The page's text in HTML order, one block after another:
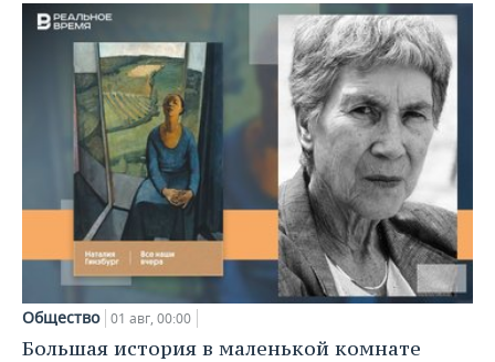
Общество 01 авг, 00:00
Большая история в маленькой комнате